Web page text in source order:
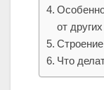
от
Что